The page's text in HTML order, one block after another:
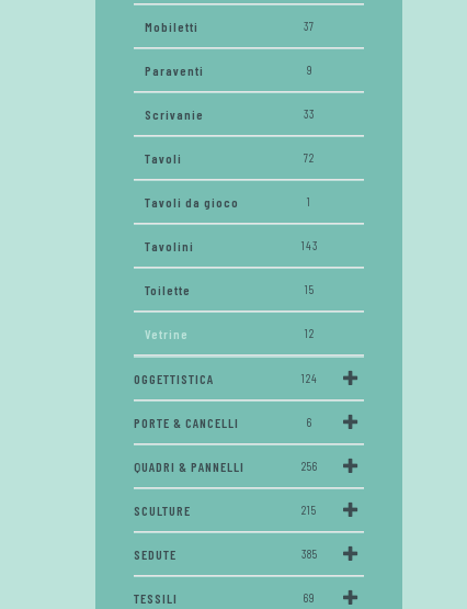
Mobiletti 37
Paraventi 9
Scrivanie 33
Tavoli 72
Tavoli da gioco 1
Tavolini 143
Toilette 15
Vetrine 12
OGGETTISTICA 124
PORTE & CANCELLI 6
QUADRI & PANNELLI 256
SCULTURE 215
SEDUTE 385
TESSILI 69